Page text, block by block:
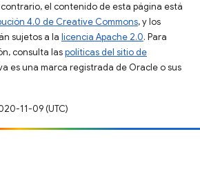
el contenido de esta página está
4.0 de Creative Commons, y los
sujetos a la licencia Apache 2.0. Para
consulta laspolíticas del sitio de
es una marca registrada de Oracle o sus
11-09 (UTC)